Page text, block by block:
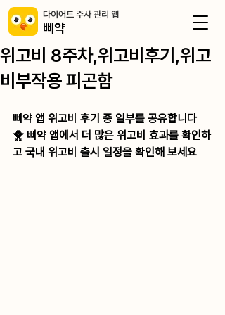
​다이어트 주사 관리 앱
삐약
위고비 8주차,위고비후기,위고
비부작용 피곤함
삐약 앱 위고비 후기 중 일부를 공유합니다
🐥 삐약 앱에서 더 많은 위고비 효과를 확인하
고 국내 위고비 출시 일정을 확인해 보세요